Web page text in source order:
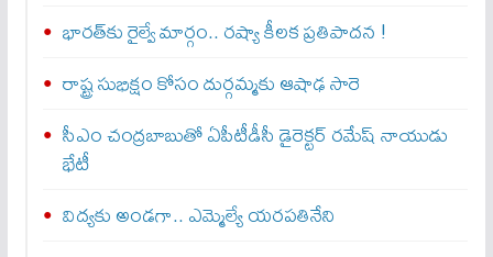
భారత్‌కు రైల్వే మార్గం.. రష్యా కీలక ప్రతిపాదన !
రాష్ట్ర సుభిక్షం కోసం దుర్గమ్మకు ఆషాఢ సారె
సీఎం చంద్రబాబుతో ఏపీటీడీసీ డైరెక్టర్‌ రమేష్‌ నాయుడు
భేటీ
విద్యకు అండగా.. ఎమ్మెల్యే యరపతినేని